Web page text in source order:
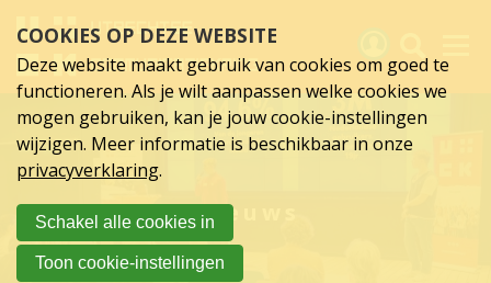
juli
2016
links
over
Spring
hoofd
inhoud
Spring
naar
hoofdnavigatie
Nieuws
Activiteiten
Nieuws
Verslagen
Sluit je aan
COOKIES OP DEZE WEBSITE
Deze website maakt gebruik van cookies om goed te
functioneren. Als je wilt aanpassen welke cookies we
mogen gebruiken, kan je jouw cookie-instellingen
wijzigen. Meer informatie is beschikbaar in onze
privacyverklaring.
Schakel alle cookies in
Toon cookie-instellingen